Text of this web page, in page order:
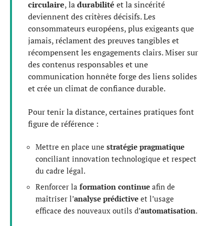
circulaire, ladurabilité et la sincérité
deviennent des critères décisifs. Les
consommateurs européens, plus exigeants que
jamais, réclament des preuves tangibles et
récompensent les engagements clairs. Miser sur
des contenus responsables et une
communication honnête forge des liens solides
et crée un climat de confiance durable.
Pour tenir la distance, certaines pratiques font
figure de référence :
Mettre en place une stratégie pragmatique
conciliant innovation technologique et respect
du cadre légal.
Renforcer la formation continue afin de
maîtriser l’analyse prédictive et l’usage
efficace des nouveaux outils d’automatisation.